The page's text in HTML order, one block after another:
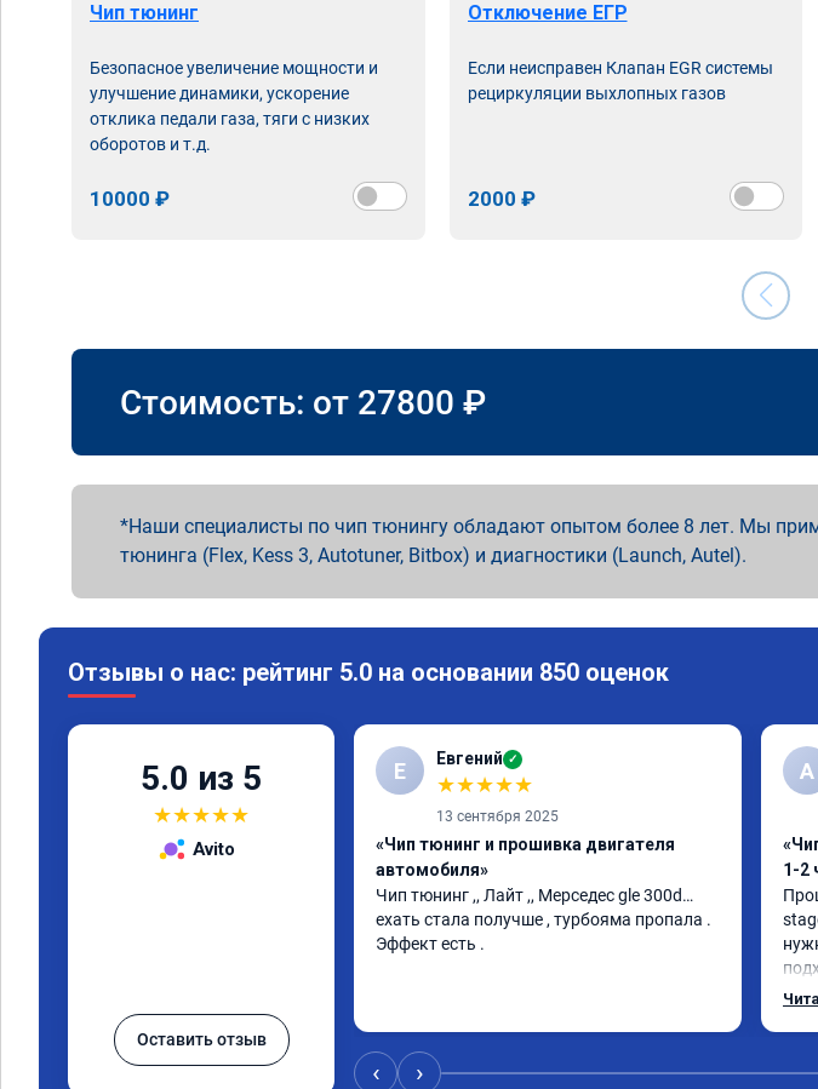
Чип тюнинг
Безопасное увеличение мощности и
улучшение динамики, ускорение
отклика педали газа, тяги с низких
оборотов и т.д.
10000 ₽
Отключение ЕГР
Если неисправен Клапан EGR системы
рециркуляции выхлопных газов
2000 ₽
Стоимость: от 27800 ₽
Наши специалисты по чип тюнингу обладают опытом более 8 лет. Мы
тюнинга (Flex, Kess 3, Autotuner, Bitbox) и диагностики (Launch, Autel).
Отзывы о нас: рейтинг 5.0 на основании 850 оценок
5.0 из 5
★★★★★
Avito
Оставить отзыв
Е Евгений ✓
★★★★★
13 сентября 2025
«Чип тюнинг и прошивка двигателя
автомобиля»
Чип тюнинг ,, Лайт ,, Мерседес gle 300d…
ехать стала получше , турбояма пропала .
Эффект есть .
А
1-2
‹ ›